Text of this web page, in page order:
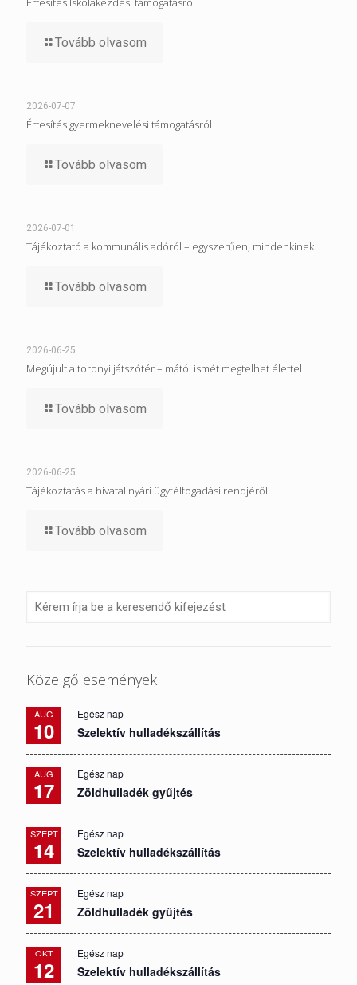
Tovább olvasom
2026-07-07
Értesítés gyermeknevelési támogatásról
Tovább olvasom
2026-07-01
Tájékoztató a kommunális adóról – egyszerűen, mindenkinek
Tovább olvasom
2026-06-25
Megújult a toronyi játszótér – mától ismét megtelhet élettel
Tovább olvasom
2026-06-25
Tájékoztatás a hivatal nyári ügyfélfogadási rendjéről
Tovább olvasom
Közelgő események
AUG
10
Egész nap
Szelektív hulladékszállítás
AUG
17
Egész nap
Zöldhulladék gyűjtés
SZEPT
14
Egész nap
Szelektív hulladékszállítás
SZEPT
21
Egész nap
Zöldhulladék gyűjtés
OKT
12
Egész nap
Szelektív hulladékszállítás